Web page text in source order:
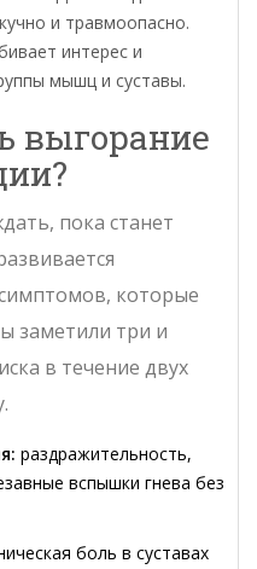
и травмоопасно.
интерес и
мышц и суставы.
выгорание
пока станет
которые
заметили три и
в течение двух
раздражительность,
вспышки гнева без
боль в суставах